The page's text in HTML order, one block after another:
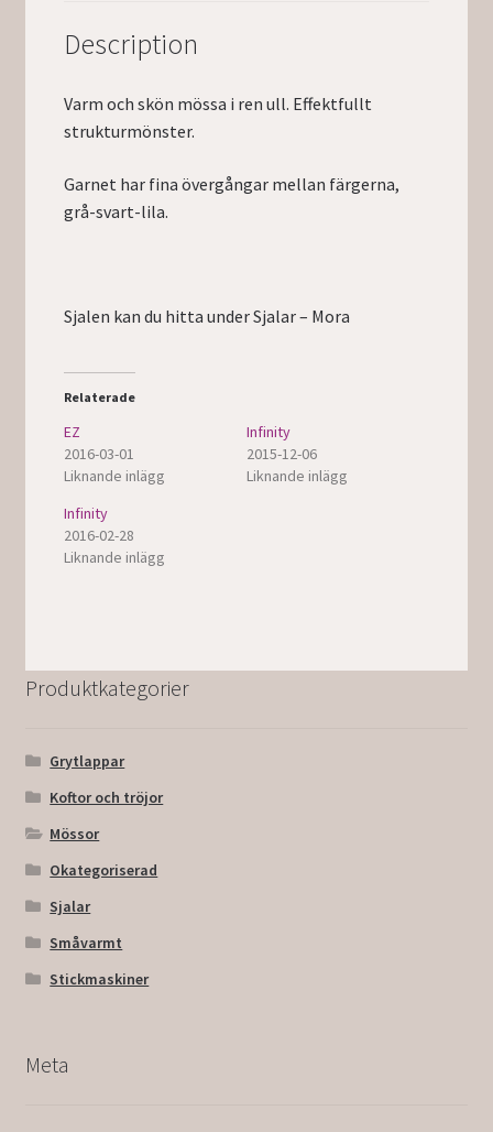
Description
Varm och skön mössa i ren ull. Effektfullt
strukturmönster.
Garnet har fina övergångar mellan färgerna,
grå-svart-lila.
Sjalen kan du hitta under Sjalar – Mora
Relaterade
EZ
2016-03-01
Liknande inlägg
Infinity
2015-12-06
Liknande inlägg
Infinity
2016-02-28
Liknande inlägg
Produktkategorier
Grytlappar
Koftor och tröjor
Mössor
Okategoriserad
Sjalar
Småvarmt
Stickmaskiner
Meta